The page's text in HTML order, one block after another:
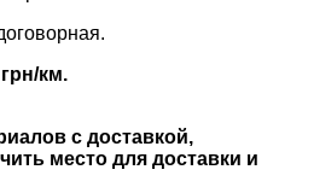
км.
с доставкой,
место для доставки и